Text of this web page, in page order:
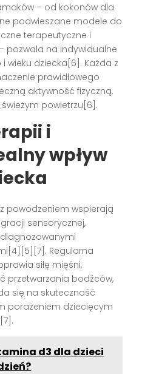
– od kokonów dla
podwieszane modele do
terapeutyczne i
pozwala na indywidualne
wieku dziecka[6]. Każda z
prawidłowego
aktywność fizyczną,
powietrzu[6].
i
wpływ
z powodzeniem wspierają
sensorycznej,
Regularna
siłę mięśni,
przetwarzania bodźców,
się na skuteczność
porażeniem dziecięcym
d3 dla dzieci